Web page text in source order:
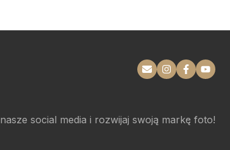
social media i rozwijaj swoją markę foto!